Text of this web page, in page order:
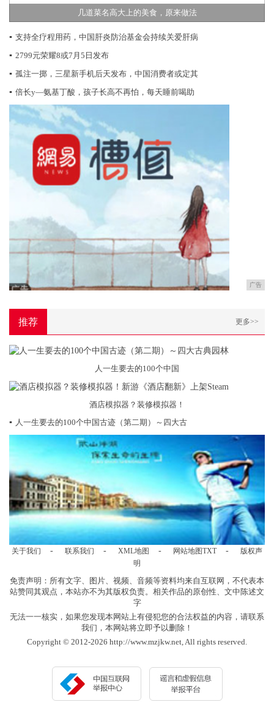
几道菜名高大上的美食，原来做法
▪ 支持全疗程用药，中国肝炎防治基金会持续关爱肝病
▪ 2799元荣耀8或7月5日发布
▪ 孤注一掷，三星新手机后天发布，中国消费者或定其
▪ 倍长y—氨基丁酸，孩子长高不再怕，每天睡前喝助
广告
推荐 更多>>
人一生要去的100个中国
酒店模拟器？装修模拟器！
▪ 人一生要去的100个中国古迹（第二期）～四大古
关于我们 - 联系我们 - XML地图 - 网站地图TXT -
版权声
明
免责声明：所有文字、图片、视频、音频等资料均来自互联网，不代表本
站赞同其观点，本站亦不为其版权负责。相关作品的原创性、文中陈述文
字
无法一一核实，如果您发现本网站上有侵犯您的合法权益的内容，请联系
我们，本网站将立即予以删除！
Copyright © 2012-2026 http://www.mzjkw.net, All rights reserved.